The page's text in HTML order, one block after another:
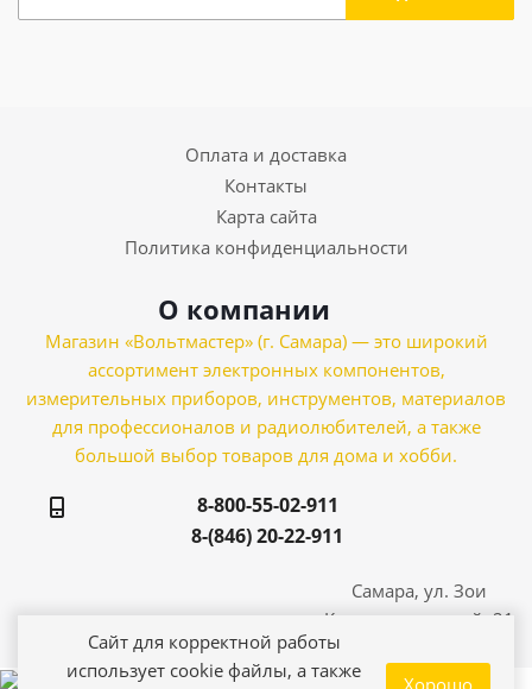
Оплата и доставка
Контакты
Карта сайта
Политика конфиденциальности
О компании
Магазин «Вольтмастер» (г. Самара) — это широкий
ассортимент электронных компонентов,
измерительных приборов, инструментов, материалов
для профессионалов и радиолюбителей, а также
большой выбор товаров для дома и хобби.
8-800-55-02-911
8-(846) 20-22-911
Самара, ул. Зои
Космодемьянской, 21
Сайт для корректной работы
использует cookie файлы, а также
Хорошо